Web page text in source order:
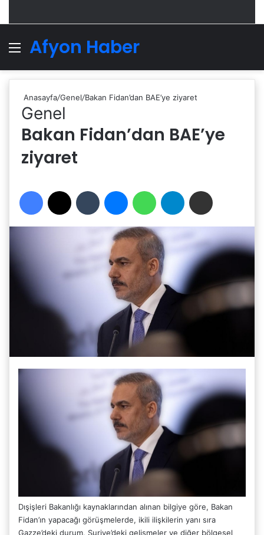
Menü
Afyon Haber
Anasayfa/Genel/Bakan Fidan’dan BAE’ye ziyaret
Genel
Bakan Fidan’dan BAE’ye
ziyaret
Facebook Tumblr MessengerWhatsAppTelegram
Dışişleri Bakanlığı kaynaklarından alınan bilgiye göre, Bakan
Fidan’ın yapacağı görüşmelerde, ikili ilişkilerin yanı sıra
Gazze’deki durum, Suriye’deki gelişmeler ve diğer bölgesel